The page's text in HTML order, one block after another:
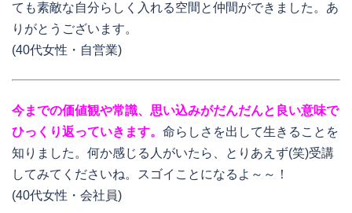
ても素敵な自分らしく入れる空間と仲間ができました。あ
りがとうございます。
(40代女性・自営業)
今までの価値観や常識、思い込みがだんだんと良い意味で
ひっくり返っていきます。 命らしさを出して生きることを
知りました。何か感じる人がいたら、とりあえず(笑)受講
してみてくださいね。スゴイことになるよ～～！
(40代女性・会社員)